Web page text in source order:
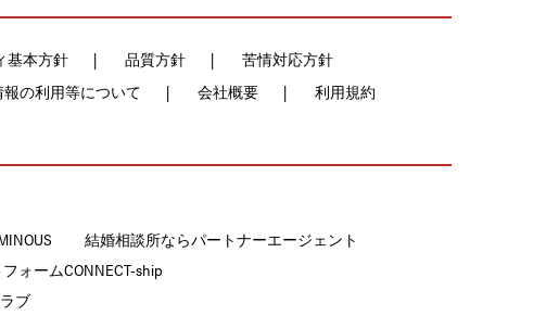
基本方針 品質方針
苦情対応方針
の利用等について 会社概要
利用規約
結婚相談所ならパートナーエージェント
ォームCONNECT-ship
ブ